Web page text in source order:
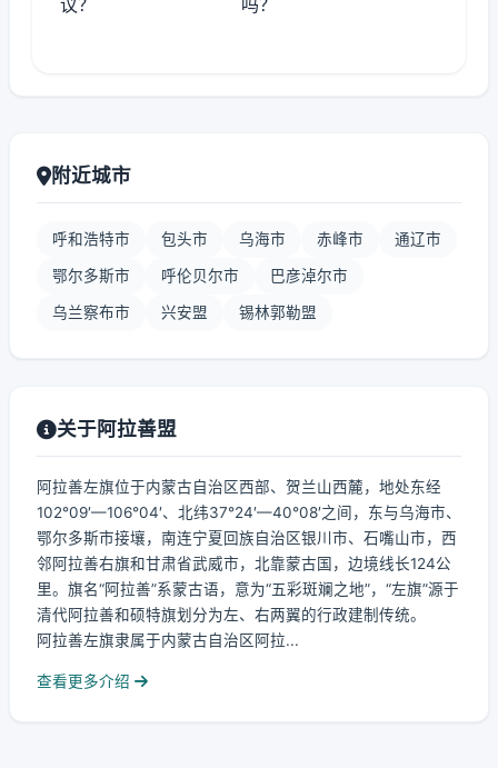
议？ 吗？
附近城市
呼和浩特市 包头市 乌海市 赤峰市 通辽市
鄂尔多斯市 呼伦贝尔市 巴彦淖尔市
乌兰察布市 兴安盟 锡林郭勒盟
关于阿拉善盟
阿拉善左旗位于内蒙古自治区西部、贺兰山西麓，地处东经
102°09′—106°04′、北纬37°24′—40°08′之间，东与乌海市、
鄂尔多斯市接壤，南连宁夏回族自治区银川市、石嘴山市，西
邻阿拉善右旗和甘肃省武威市，北靠蒙古国，边境线长124公
里。旗名“阿拉善”系蒙古语，意为“五彩斑斓之地”，“左旗”源于
清代阿拉善和硕特旗划分为左、右两翼的行政建制传统。
阿拉善左旗隶属于内蒙古自治区阿拉...
查看更多介绍